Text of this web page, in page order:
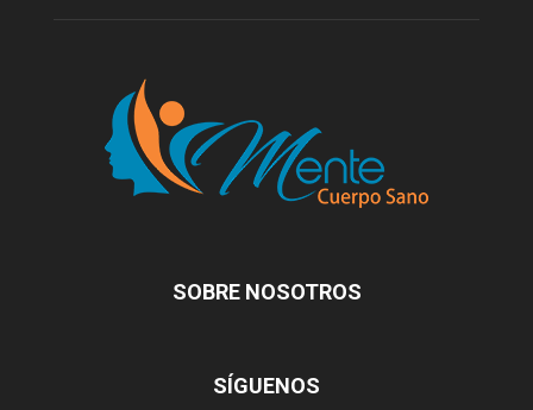
SOBRE NOSOTROS
SÍGUENOS